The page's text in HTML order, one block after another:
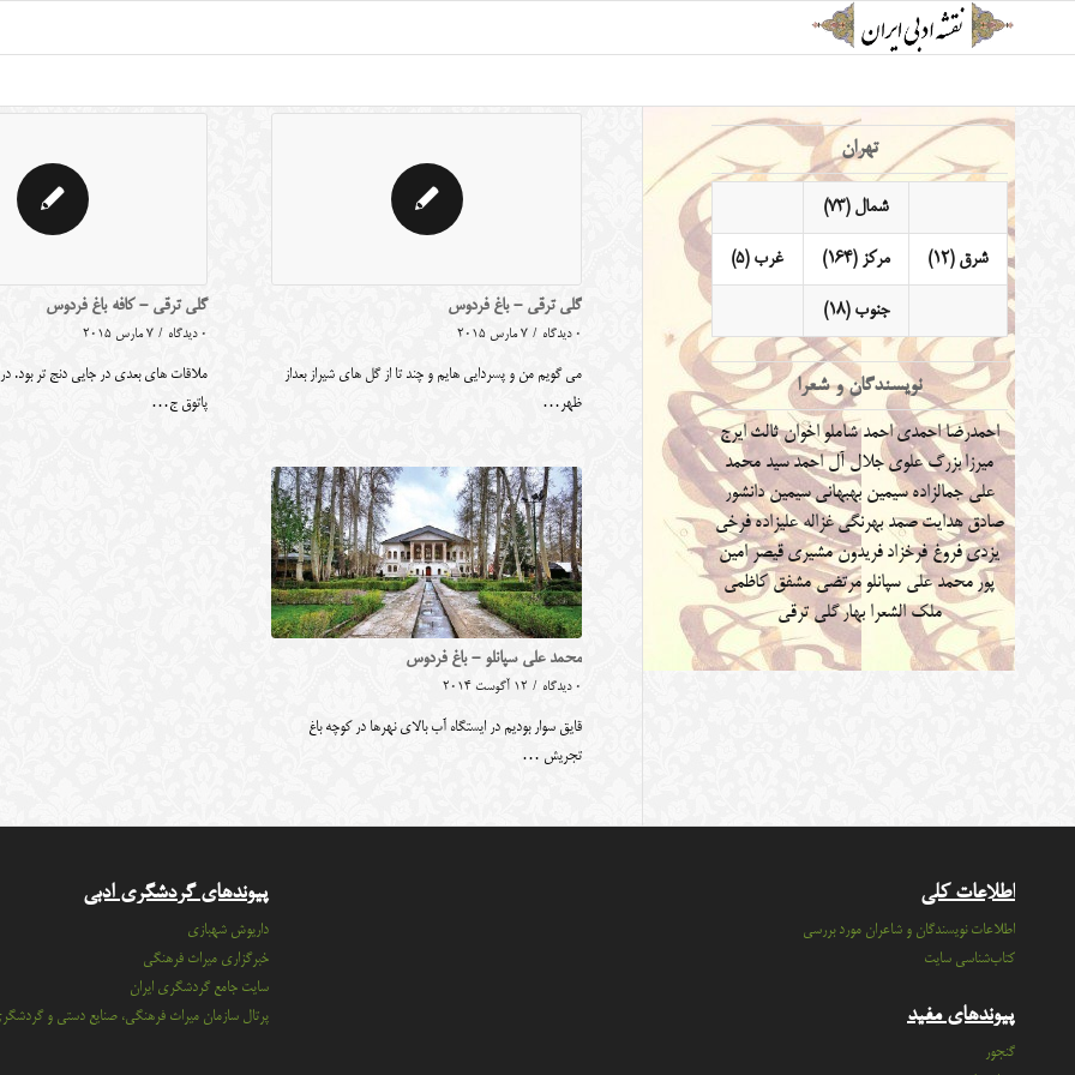
گلی ترقی - باغ فردوس
0 دیدگاه / 7 مارس 2015
می گویم من و پسردایی هایم و چند تا از گل های شیراز بعداز
ظهر…
گلی ترقی - کافه باغ فردوس
0 دیدگاه / 7 مارس 2015
ملاقات های بعدی در جایی دنج تر بود.
پاتوق ج…
محمد علی سپانلو - باغ فردوس
0 دیدگاه / 12 آگوست 2014
قایق سوار بودیم در ایستگاه آب بالای نهرها در کوچه باغ
تجریش …
تهران
شمال (73)
شرق (12) مرکز (164) غرب (5)
جنوب (18)
نویسندگان و شعرا
احمدرضا احمدیاحمد شاملواخوان ثالث ایرج
میرزابزرگ علوی جلال آل احمد سید محمد
علی جمالزاده سیمین بهبهانیسیمین دانشور
صادق هدایتصمد بهرنگیغزاله علیزادهفرخی
یزدیفروغ فرخزاد فریدون مشیری قیصر امین
پور محمد علی سپانلو مرتضی مشفق کاظمی
ملک الشعرا بهارگلی ترقی
اطلاعات کلی
اطلاعات نویسندگان و شاعران مورد بررسی
کتاب‌شناسی سایت
پیوندهای مفید
گنجور
پیوندهای گردشگری ادبی
داریوش شهبازی
خبرگزاری میراث فرهنگی
سايت جامع گردشگري ايران
پرتال سازمان ميراث فرهنگي، صنايع دستي و